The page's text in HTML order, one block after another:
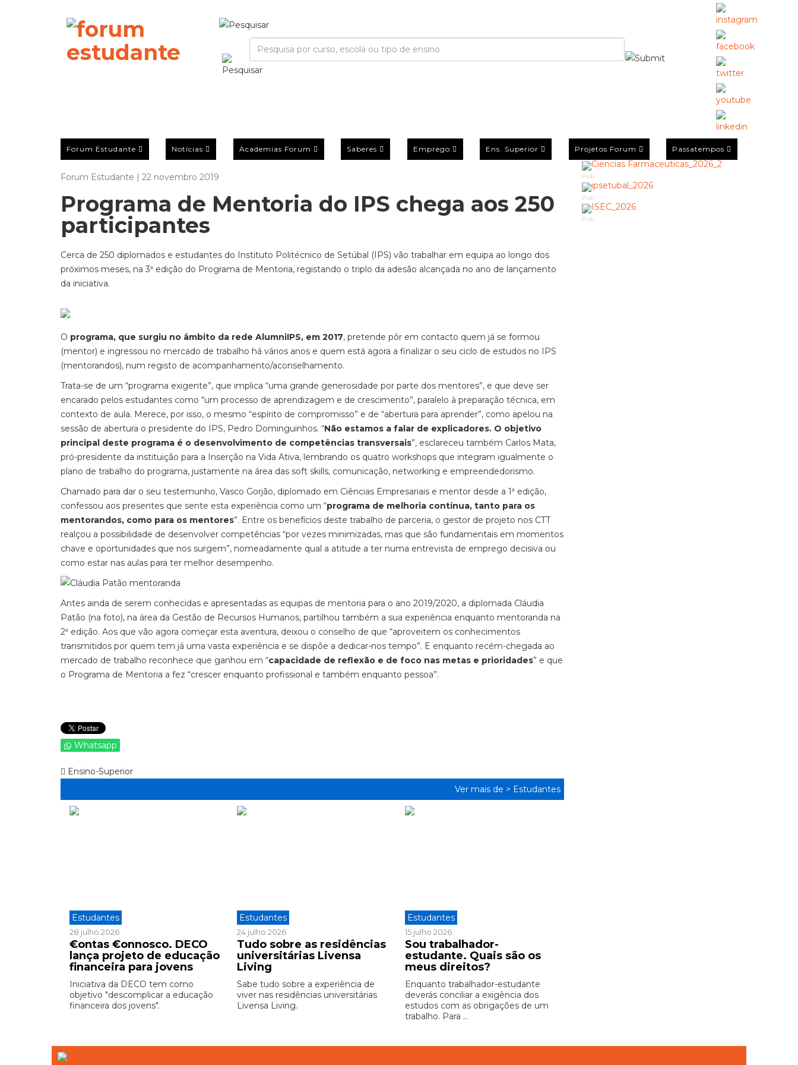
Forum Estudante Notícias Academias Forum Saberes Emprego Ens. Superior Projetos Forum Passatempos
Forum Estudante | 22 novembro 2019
Programa de Mentoria do IPS chega aos 250
participantes
Cerca de 250 diplomados e estudantes do Instituto Politécnico de Setúbal (IPS) vão trabalhar em equipa ao longo dos
próximos meses, na 3ª edição do Programa de Mentoria, registando o triplo da adesão alcançada no ano de lançamento
da iniciativa.
O programa, que surgiu no âmbito da rede AlumniIPS, em 2017, pretende pôr em contacto quem já se formou
(mentor) e ingressou no mercado de trabalho há vários anos e quem está agora a finalizar o seu ciclo de estudos no IPS
(mentorandos), num registo de acompanhamento/aconselhamento.
Trata-se de um “programa exigente”, que implica “uma grande generosidade por parte dos mentores”, e que deve ser
encarado pelos estudantes como “um processo de aprendizagem e de crescimento”, paralelo à preparação técnica, em
contexto de aula. Merece, por isso, o mesmo “espírito de compromisso” e de “abertura para aprender”, como apelou na
sessão de abertura o presidente do IPS, Pedro Dominguinhos. “Não estamos a falar de explicadores. O objetivo
principal deste programa é o desenvolvimento de competências transversais”, esclareceu também Carlos Mata,
pró-presidente da instituição para a Inserção na Vida Ativa, lembrando os quatro workshops que integram igualmente o
plano de trabalho do programa, justamente na área das soft skills, comunicação, networking e empreendedorismo.
Chamado para dar o seu testemunho, Vasco Gorjão, diplomado em Ciências Empresariais e mentor desde a 1ª edição,
confessou aos presentes que sente esta experiência como um “programa de melhoria contínua, tanto para os
mentorandos, como para os mentores”. Entre os benefícios deste trabalho de parceria, o gestor de projeto nos CTT
realçou a possibilidade de desenvolver competências “por vezes minimizadas, mas que são fundamentais em momentos
chave e oportunidades que nos surgem”, nomeadamente qual a atitude a ter numa entrevista de emprego decisiva ou
como estar nas aulas para ter melhor desempenho.
Antes ainda de serem conhecidas e apresentadas as equipas de mentoria para o ano 2019/2020, a diplomada Cláudia
Patão (na foto), na área da Gestão de Recursos Humanos, partilhou também a sua experiência enquanto mentoranda na
2ª edição. Aos que vão agora começar esta aventura, deixou o conselho de que “aproveitem os conhecimentos
transmitidos por quem tem já uma vasta experiência e se dispõe a dedicar-nos tempo”. E enquanto recém-chegada ao
mercado de trabalho reconhece que ganhou em “capacidade de reflexão e de foco nas metas e prioridades” e que
o Programa de Mentoria a fez “crescer enquanto profissional e também enquanto pessoa”.
Whatsapp
Ensino-Superior
Ver mais de > Estudantes
Estudantes
28 julho 2026
€ontas €onnosco. DECO
lança projeto de educação
financeira para jovens
Iniciativa da DECO tem como
objetivo "descomplicar a educação
financeira dos jovens".
Estudantes
24 julho 2026
Tudo sobre as residências
universitárias Livensa
Living
Sabe tudo sobre a experiência de
viver nas residências universitárias
Livensa Living.
Estudantes
15 julho 2026
Sou trabalhador-
estudante. Quais são os
meus direitos?
Enquanto trabalhador-estudante
deverás conciliar a exigência dos
estudos com as obrigações de um
trabalho. Para ...
Pub
Pub
Pub